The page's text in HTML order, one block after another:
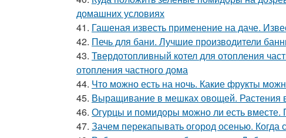
домашних условиях
41. Гашеная известь применение на даче.
42. Печь для бани. Лучшие производители
43. Твердотопливный котел для отопления
отопления частного дома
44. Что можно есть на ночь. Какие фрукты
45. Выращивание в мешках овощей. Растения
46. Огурцы и помидоры можно ли есть вместе.
47. Зачем перекапывать огород осенью. Когда